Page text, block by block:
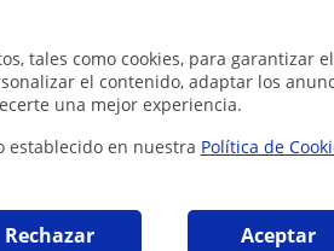
tales como cookies, para garantizar el
el contenido, adaptar los
una mejor experiencia.
establecido en nuestra Política de
Rechazar Aceptar